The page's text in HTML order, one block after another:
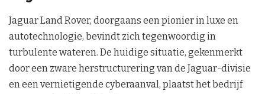
Jaguar Land Rover, doorgaans een pionier in luxe en
autotechnologie, bevindt zich tegenwoordig in
turbulente wateren. De huidige situatie, gekenmerkt
door een zware herstructurering van de Jaguar-divisie
en een vernietigende cyberaanval, plaatst het bedrijf